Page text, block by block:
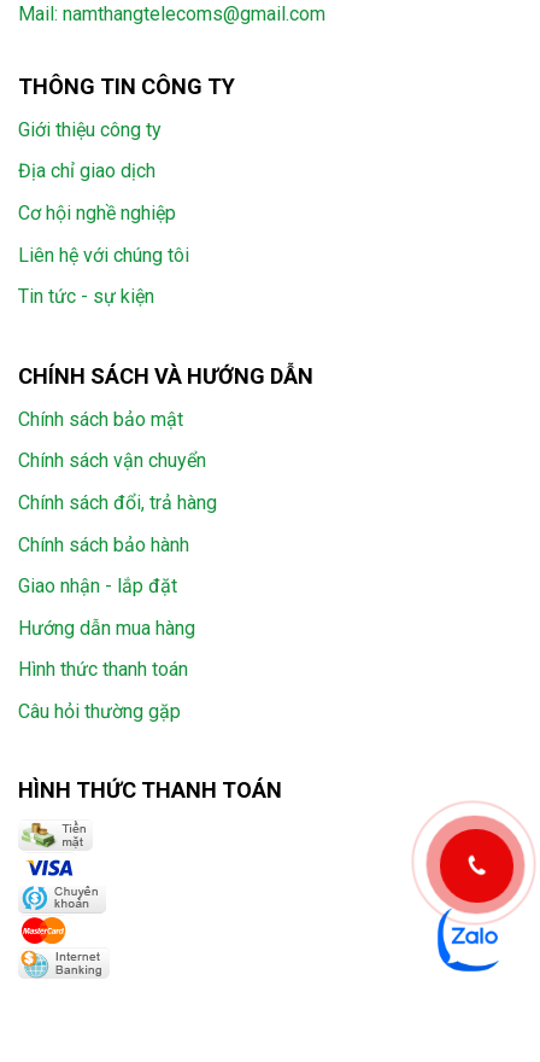
Mail: namthangtelecoms@gmail.com
THÔNG TIN CÔNG TY
Giới thiệu công ty
Địa chỉ giao dịch
Cơ hội nghề nghiệp
Liên hệ với chúng tôi
Tin tức - sự kiện
CHÍNH SÁCH VÀ HƯỚNG DẪN
Chính sách bảo mật
Chính sách vận chuyển
Chính sách đổi, trả hàng
Chính sách bảo hành
Giao nhận - lắp đặt
Hướng dẫn mua hàng
Hình thức thanh toán
Câu hỏi thường gặp
HÌNH THỨC THANH TOÁN